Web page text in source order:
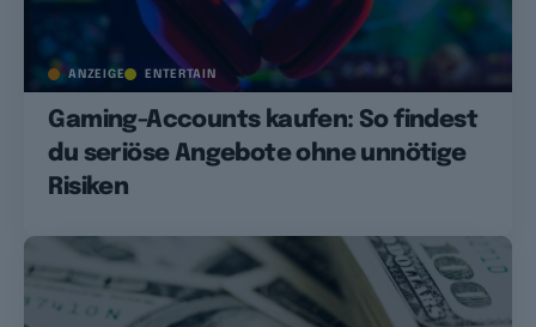
ANZEIGE ENTERTAIN
Gaming-Accounts kaufen: So findest
du seriöse Angebote ohne unnötige
Risiken